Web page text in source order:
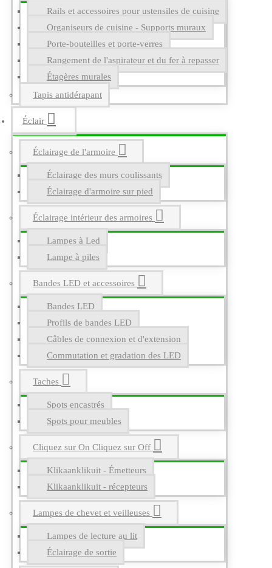
Rails et accessoires pour ustensiles de cuisine
Organiseurs de cuisine - Supports muraux
Porte-bouteilles et porte-verres
Rangement de l'aspirateur et du fer à repasser
Étagères murales
Tapis antidérapant
Éclair
Éclairage de l'armoire
Éclairage des murs coulissants
Éclairage d'armoire sur pied
Éclairage intérieur des armoires
Lampes à Led
Lampe à piles
Bandes LED et accessoires
Bandes LED
Profils de bandes LED
Câbles de connexion et d'extension
Commutation et gradation des LED
Taches
Spots encastrés
Spots pour meubles
Cliquez sur On Cliquez sur Off
Klikaanklikuit - Émetteurs
Klikaanklikuit - récepteurs
Lampes de chevet et veilleuses
Lampes de lecture au lit
Éclairage de sortie